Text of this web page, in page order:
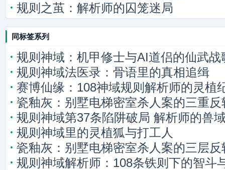
规则之茧：解析师的囚笼迷局
同标签系列
规则神域：机甲修士与AI道侣的仙武战
规则神域法医录：骨语里的真相追缉
赛博仙缘：108神域规则解析师的灵植
瓷釉灰：别墅电梯密室杀人案的三重反
规则神域第37条陷阱破局 解析师的兽
规则神域里的灵植狐与打工人
瓷釉灰：别墅电梯密室杀人案的三层反
规则神域解析师：108条铁则下的智斗